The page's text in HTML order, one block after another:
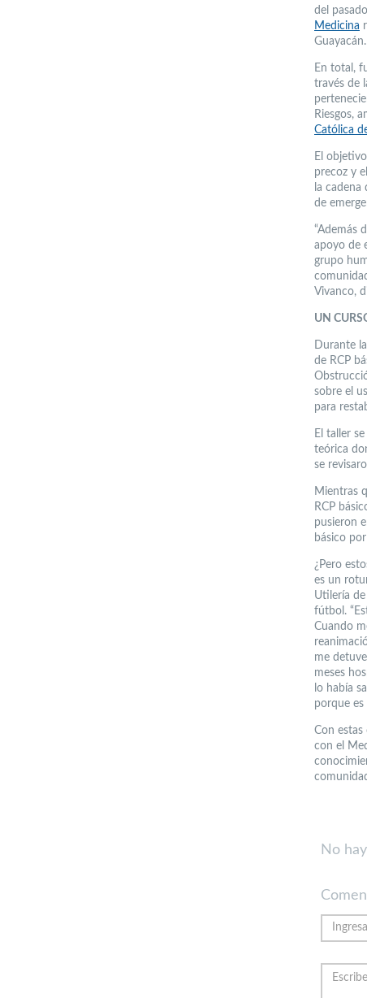
del
Medicina
Guayacán.
En total,
través de
Riesgos,
Católica
El
precoz y
la
de
“Además
apoyo de
grupo
Vivanco,
UN
Durante
de RCP
sobre el
para
El taller
teórica
se
Mientras
RCP
pusieron
básico
¿Pero
es un
Utilería
fútbol.
Cuando
me
meses
lo había
porque
Con estas
con el
No